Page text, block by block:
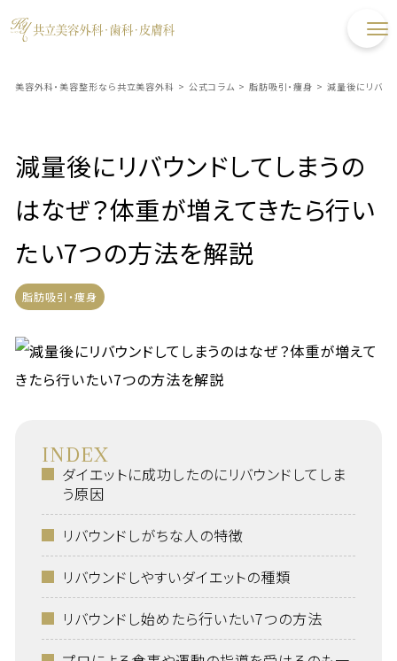
美容外科・美容整形なら共立美容外科 > 公式コラム > 脂肪吸引・痩身 > 減量後にリバウ
減量後にリバウンドしてしまうの
はなぜ？体重が増えてきたら行い
たい7つの方法を解説
脂肪吸引・痩身
INDEX
ダイエットに成功したのにリバウンドしてしま
う原因
リバウンドしがちな人の特徴
リバウンドしやすいダイエットの種類
リバウンドし始めたら行いたい7つの方法